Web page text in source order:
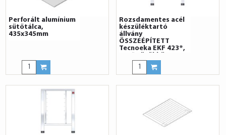
Perforált alumínium
sütőtálca,
435x345mm
Rozsdamentes acél
készüléktartó
állvány
ÖSSZEÉPÍTETT
Tecnoeka EKF 423*,